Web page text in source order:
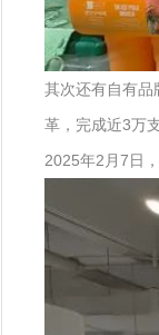
其次还有自有品
革，完成近3万
2025年2月7日